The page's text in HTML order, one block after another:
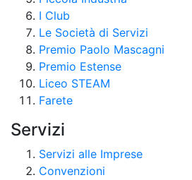
I Club
Le Società di Servizi
Premio Paolo Mascagni
Premio Estense
Liceo STEAM
Farete
Servizi
Servizi alle Imprese
Convenzioni